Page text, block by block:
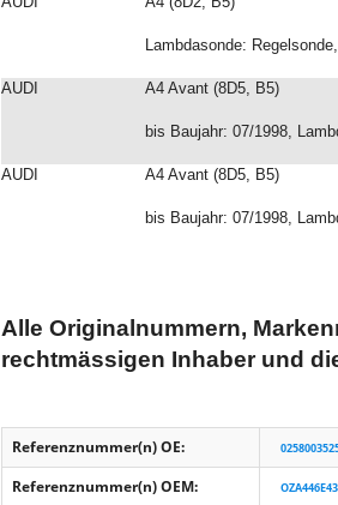
Lambdasonde:
AUDI A4 Avant (8D5, B5)
bis Baujahr: 07/1998,
AUDI A4 Avant (8D5, B5)
bis Baujahr: 07/1998,
Alle Originalnummern,
rechtmässigen Inhaber und
Referenznummer(n) OE:
Referenznummer(n) OEM: OZA446E43